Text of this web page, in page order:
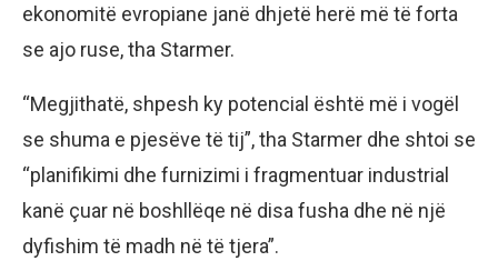
ekonomitë evropiane janë dhjetë herë më të forta
se ajo ruse, tha Starmer.
“Megjithatë, shpesh ky potencial është më i vogël
se shuma e pjesëve të tij”, tha Starmer dhe shtoi se
“planifikimi dhe furnizimi i fragmentuar industrial
kanë çuar në boshllëqe në disa fusha dhe në një
dyfishim të madh në të tjera”.